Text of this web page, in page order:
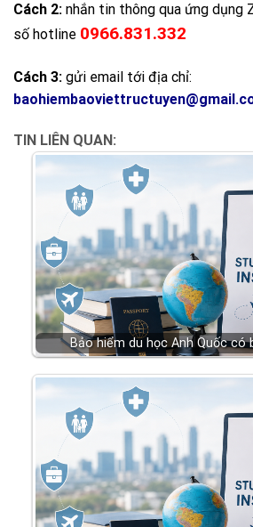
Cách 2: nhắn tin thông qua ứng dụng
số hotline 0966.831.332
Cách 3: gửi email tới địa chỉ:
TIN LIÊN QUAN:
Bảo hiểm du học Anh Quốc có